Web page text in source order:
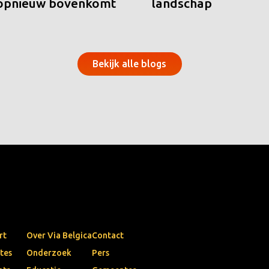
bovenkomt landschap
Bekijk alle blogs
Over Via Belgica
Onderzoek
Contact
Pers